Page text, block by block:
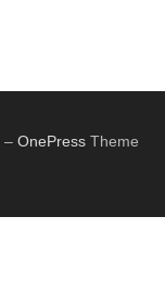
– OnePressTheme